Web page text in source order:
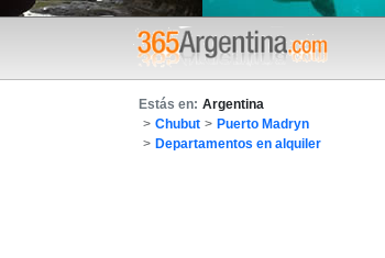
Estás en: Argentina
> Chubut > Puerto Madryn
> Departamentos en alquiler